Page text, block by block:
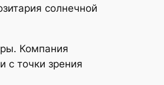
солнечной
Компания
с точки зрения